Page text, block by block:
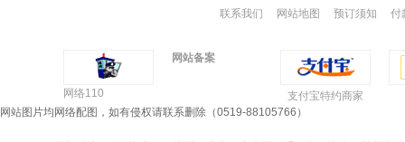
云南昆大丽双飞6日游尊贵之旅（全程五星+双温
【国庆节】东极青浜岛休闲3日游
客户 156772*****预订了
南京中山陵、夫子庙、秦淮河游船1日游
联系我们 网站地图 预订须知 付
网络110
网站备案
支付宝特约商家
网站图片均网络配图，如有侵权请联系删除（0519-88105766）